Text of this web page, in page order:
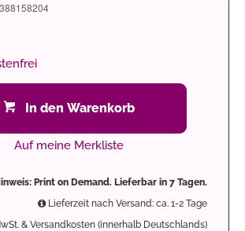
In den Warenkorb
Auf meine Merkliste
Print on Demand. Lieferbar in 7 Tagen.
Lieferzeit nach Versand: ca. 1-2 Tage
& Versandkosten (innerhalb Deutschlands)